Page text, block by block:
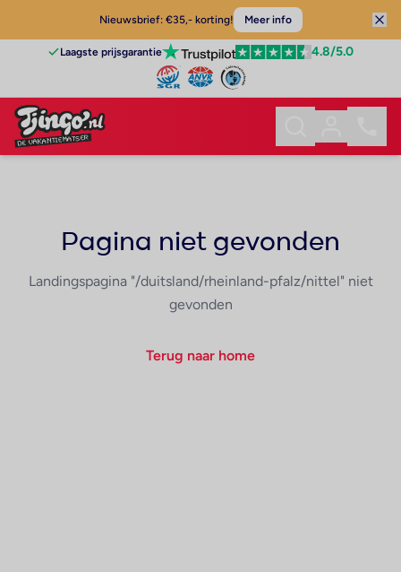
Nieuwsbrief: €35,- korting! Meer info
Laagste prijsgarantie 4.8/5.0
Pagina niet gevonden
Landingspagina "/duitsland/rheinland-pfalz/nittel" niet
gevonden
Terug naar home